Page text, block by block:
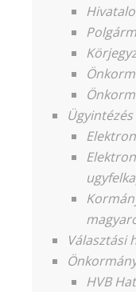
Ügyintézés
Választási
HVB